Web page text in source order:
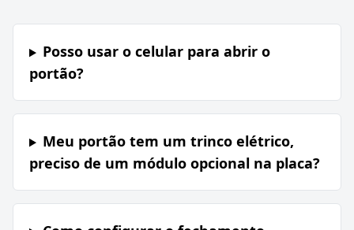
Posso usar o celular para abrir o
portão?
Meu portão tem um trinco elétrico,
preciso de um módulo opcional na placa?